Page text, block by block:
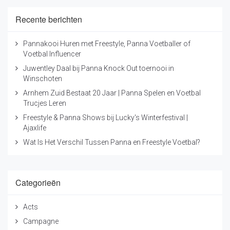
Bij Heppie Factory draait het om onbezorgd plezier
waren er themahoeken met voor ieder wat wils: denk
aan proefjes doen bij Heppie Science, ontspannen bij
Recente berichten
Pannakooi Huren met Freestyle, Panna Voetballer of
Voetbal Influencer
Juwentley Daal bij Panna Knock Out toernooi in
Winschoten
Arnhem Zuid Bestaat 20 Jaar | Panna Spelen en Voetbal
Trucjes Leren
Freestyle & Panna Shows bij Lucky's Winterfestival |
Ajaxlife
Wat Is Het Verschil Tussen Panna en Freestyle Voetbal?
Categorieën
Acts
Campagne